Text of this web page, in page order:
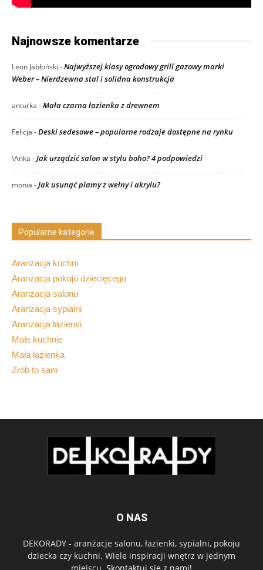
Najnowsze komentarze
Leon Jabłoński -Najwyższej klasy ogrodowy grill gazowy marki
Weber – Nierdzewna stal i solidna konstrukcja
anturka -Mała czarna łazienka z drewnem
Felicja -Deski sedesowe – popularne rodzaje dostępne na rynku
\Anka -Jak urządzić salon w stylu boho? 4 podpowiedzi
monia -Jak usunąć plamy z wełny i akrylu?
Popularne kategorie
Aranżacja kuchni
Aranżacja pokoju dziecięcego
Aranżacja salonu
Aranżacja sypialni
Aranżacja łazienki
Małe kuchnie
Mała łazienka
Zrób to sam
O NAS
DEKORADY - aranżacje salonu, łazienki, sypialni, pokoju
dziecka czy kuchni. Wiele inspiracji wnętrz w jednym